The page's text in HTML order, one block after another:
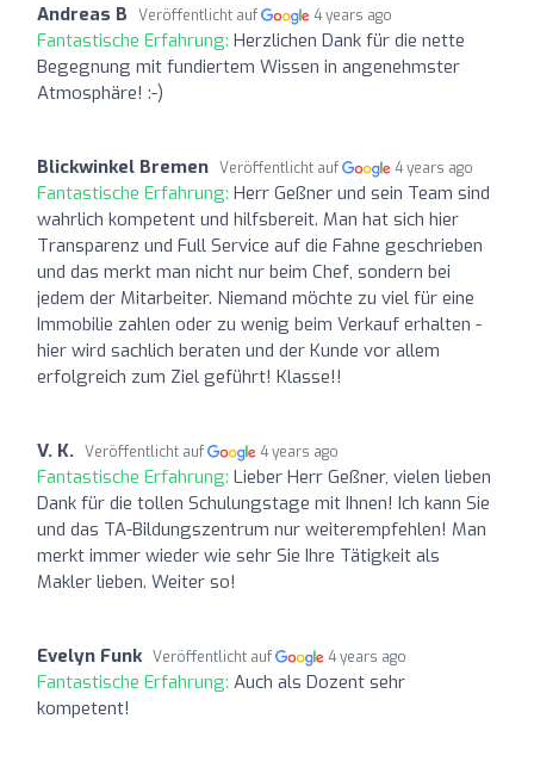
Andreas B Veröffentlicht auf 4 years ago
Fantastische Erfahrung: Herzlichen Dank für die nette
Begegnung mit fundiertem Wissen in angenehmster
Atmosphäre! :-)
Blickwinkel Bremen Veröffentlicht auf 4 years ago
Fantastische Erfahrung: Herr Geßner und sein Team sind
wahrlich kompetent und hilfsbereit. Man hat sich hier
Transparenz und Full Service auf die Fahne geschrieben
und das merkt man nicht nur beim Chef, sondern bei
jedem der Mitarbeiter. Niemand möchte zu viel für eine
Immobilie zahlen oder zu wenig beim Verkauf erhalten -
hier wird sachlich beraten und der Kunde vor allem
erfolgreich zum Ziel geführt! Klasse!!
V. K. Veröffentlicht auf 4 years ago
Fantastische Erfahrung: Lieber Herr Geßner, vielen lieben
Dank für die tollen Schulungstage mit Ihnen! Ich kann Sie
und das TA-Bildungszentrum nur weiterempfehlen! Man
merkt immer wieder wie sehr Sie Ihre Tätigkeit als
Makler lieben. Weiter so!
Evelyn Funk Veröffentlicht auf 4 years ago
Fantastische Erfahrung: Auch als Dozent sehr
kompetent!